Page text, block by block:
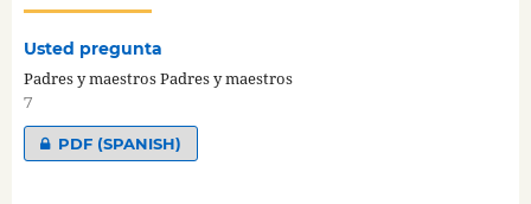
Usted pregunta
Padres y maestros Padres y maestros
7
PDF (SPANISH)